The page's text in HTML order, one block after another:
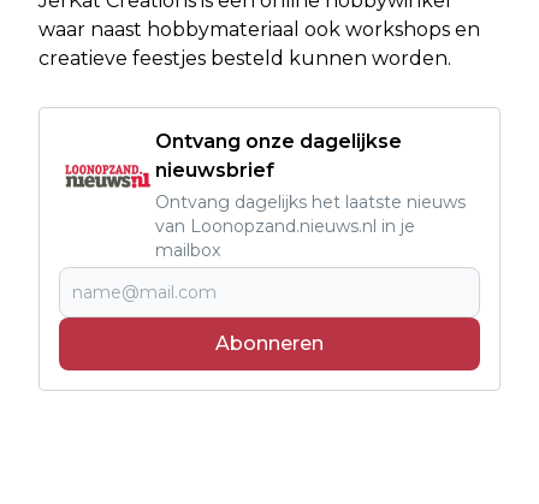
waar naast hobbymateriaal ook workshops en
creatieve feestjes besteld kunnen worden.
Ontvang onze dagelijkse
nieuwsbrief
Ontvang dagelijks het laatste nieuws
van Loonopzand.nieuws.nl in je
mailbox
Abonneren